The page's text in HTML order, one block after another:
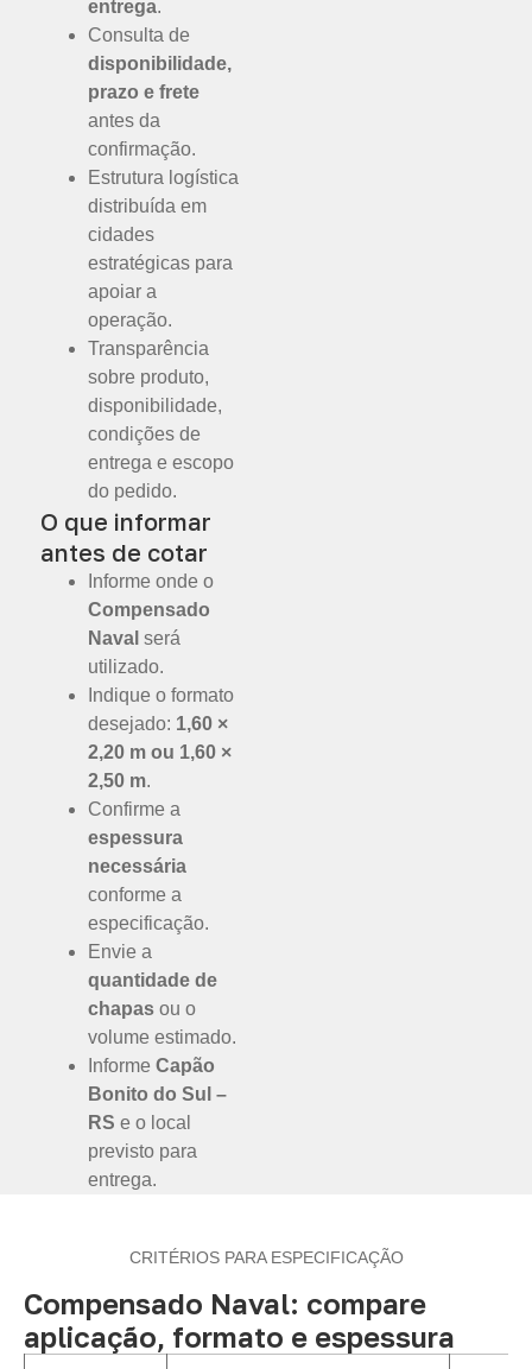
entrega.
Consulta de
disponibilidade,
prazo e frete
antes da
confirmação.
Estrutura logística
distribuída em
cidades
estratégicas para
apoiar a
operação.
Transparência
sobre produto,
disponibilidade,
condições de
entrega e escopo
do pedido.
O que informar
antes de cotar
Informe onde o
Compensado
Naval será
utilizado.
Indique o formato
desejado: 1,60 ×
2,20 m ou 1,60 ×
2,50 m.
Confirme a
espessura
necessária
conforme a
especificação.
Envie a
quantidade de
chapas ou o
volume estimado.
Informe Capão
Bonito do Sul –
RS e o local
previsto para
entrega.
CRITÉRIOS PARA ESPECIFICAÇÃO
Compensado Naval: compare
aplicação, formato e espessura